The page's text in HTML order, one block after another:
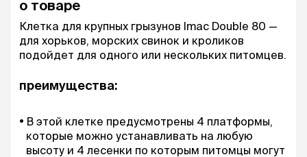
о товаре
Клетка для крупных грызунов Imac Double 80 —
для хорьков, морских свинок и кроликов
подойдет для одного или нескольких питомцев.
преимущества:
В этой клетке предусмотрены 4 платформы,
которые можно устанавливать на любую
высоту и 4 лесенки по которым питомцы могут